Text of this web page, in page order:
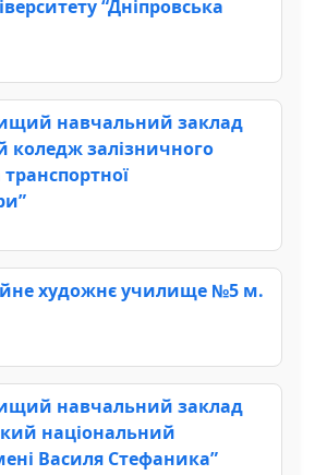
“Дніпровська
навчальний заклад
коледж залізничного
художнє училище №5 м.
навчальний заклад
національний
Василя Стефаника”